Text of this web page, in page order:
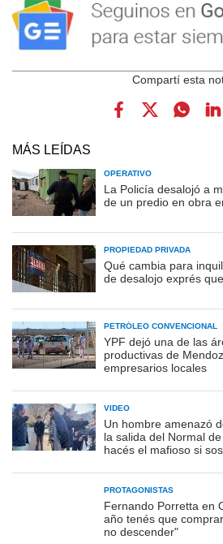
MÁS LEÍDAS
OPERATIVO
La Policía desalojó a
de un predio en obra
PROPIEDAD PRIVADA
Qué cambia para
de desalojo exprés
PETRÓLEO CONVENCIONAL
YPF dejó una de las
productivas de
empresarios locales
VIDEO
Un hombre amenazó
la salida del Normal
hacés el mafioso si
PROTAGONISTAS
Fernando Porretta en
año tenés que
no descender"